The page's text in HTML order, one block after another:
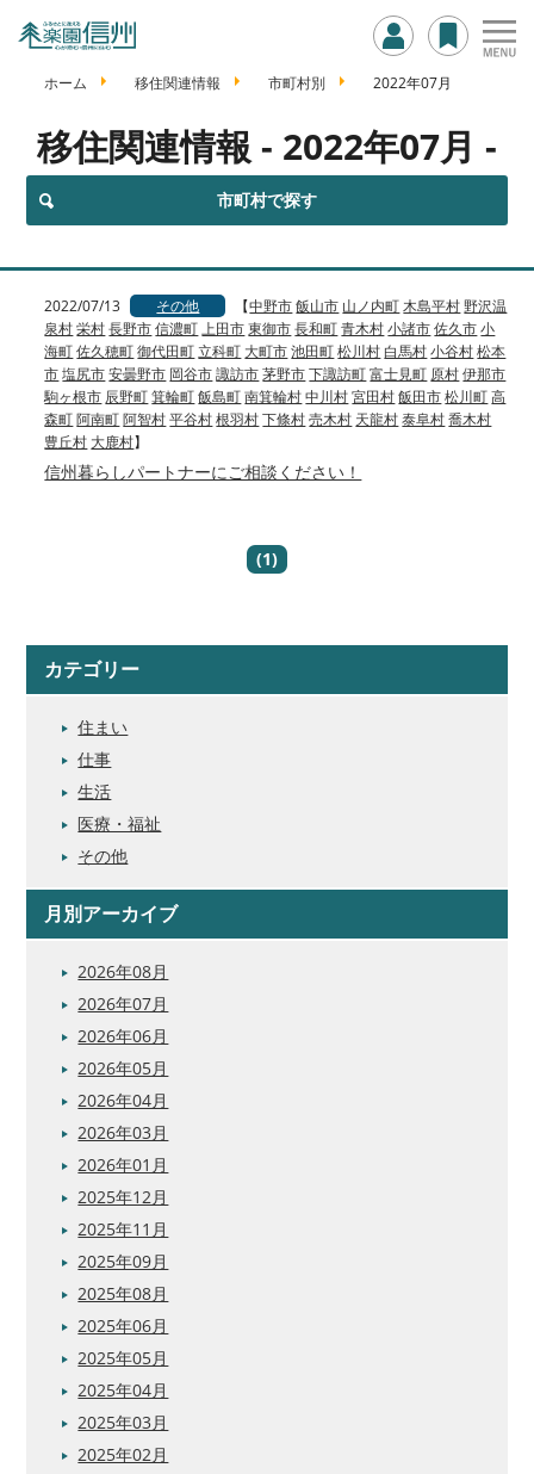
ホーム 移住関連情報 市町村別 2022年07月
移住関連情報 - 2022年07月 -
市町村で探す
2022/07/13 その他 【中野市飯山市 山ノ内町木島平村野沢温
泉村栄村長野市信濃町上田市東御市長和町青木村小諸市佐久市小
海町佐久穂町御代田町立科町 大町市池田町松川村 白馬村小谷村松本
市塩尻市安曇野市 岡谷市諏訪市茅野市下諏訪町富士見町 原村伊那市
駒ヶ根市 辰野町箕輪町飯島町南箕輪村中川村宮田村飯田市松川町高
森町阿南町阿智村平谷村根羽村下條村売木村 天龍村泰阜村喬木村
豊丘村 大鹿村】
信州暮らしパートナーにご相談ください！
(1)
カテゴリー
住まい
仕事
生活
医療・福祉
その他
月別アーカイブ
2026年08月
2026年07月
2026年06月
2026年05月
2026年04月
2026年03月
2026年01月
2025年12月
2025年11月
2025年09月
2025年08月
2025年06月
2025年05月
2025年04月
2025年03月
2025年02月